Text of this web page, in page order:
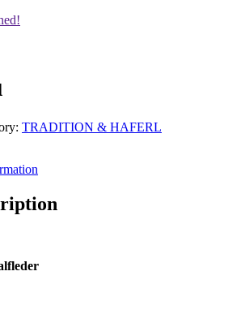
TRADITION & HAFERL